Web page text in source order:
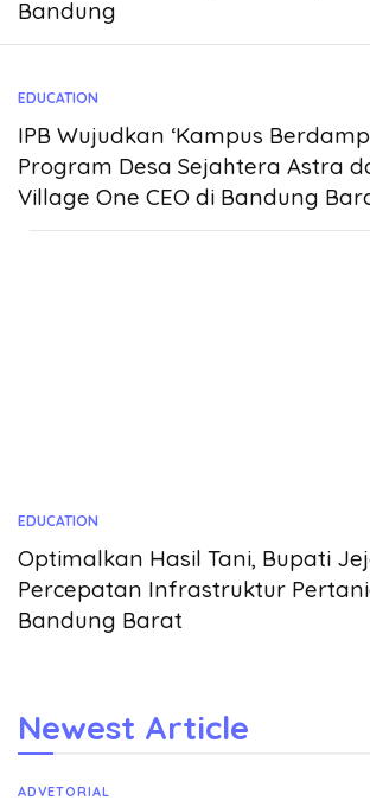
Bandung
EDUCATION
IPB Wujudkan ‘Kampus
Program Desa Sejahtera Astra
Village One CEO di Bandung
EDUCATION
Optimalkan Hasil Tani, Bupati
Percepatan Infrastruktur
Bandung Barat
Newest Article
ADVETORIAL